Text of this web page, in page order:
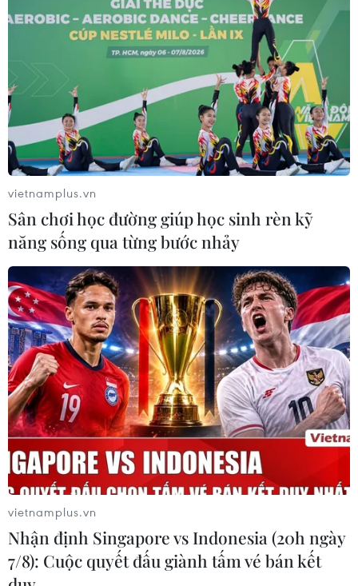
vietnamplus.vn
Sân chơi học đường giúp học sinh rèn kỹ
năng sống qua từng bước nhảy
vietnamplus.vn
Nhận định Singapore vs Indonesia (20h ngày
7/8): Cuộc quyết đấu giành tấm vé bán kết